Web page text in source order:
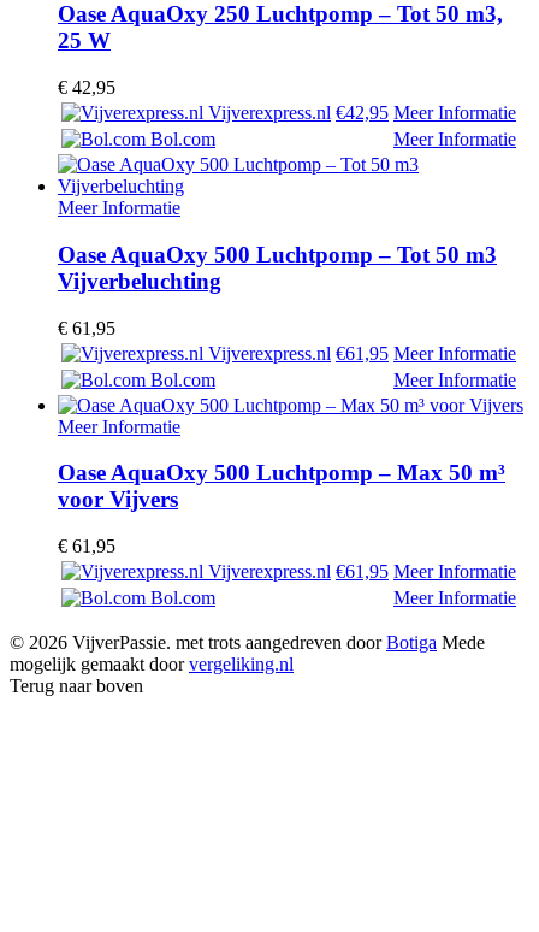
Oase AquaOxy 250 Luchtpomp – Tot 50 m3,
25 W
€ 42,95
Vijverexpress.nl €42,95 Meer Informatie
Bol.com
Meer Informatie
Meer Informatie
Oase AquaOxy 500 Luchtpomp – Tot 50 m3
Vijverbeluchting
€ 61,95
Vijverexpress.nl €61,95 Meer Informatie
Bol.com
Meer Informatie
Meer Informatie
Oase AquaOxy 500 Luchtpomp – Max 50 m³
voor Vijvers
€ 61,95
Vijverexpress.nl €61,95 Meer Informatie
Bol.com
Meer Informatie
© 2026 VijverPassie. met trots aangedreven doorBotiga Mede
mogelijk gemaakt doorvergeliking.nl
Terug naar boven